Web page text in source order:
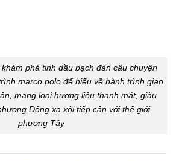
phá tinh dầu bạch đàn câu chuyện
marco polo để hiểu về hành trình giao
mang loại hương liệu thanh mát, giàu
Đông xa xôi tiếp cận với thế giới
phương Tây